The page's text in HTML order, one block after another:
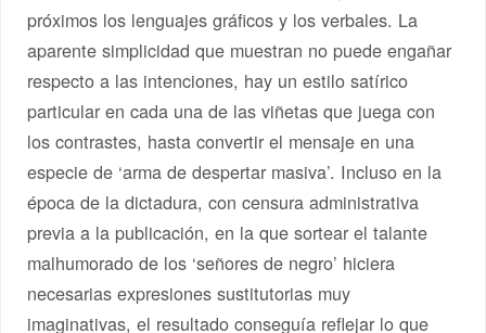
próximos los lenguajes gráficos y los verbales. La
aparente simplicidad que muestran no puede engañar
respecto a las intenciones, hay un estilo satírico
particular en cada una de las viñetas que juega con
los contrastes, hasta convertir el mensaje en una
especie de ‘arma de despertar masiva’. Incluso en la
época de la dictadura, con censura administrativa
previa a la publicación, en la que sortear el talante
malhumorado de los ‘señores de negro’ hiciera
necesarias expresiones sustitutorias muy
imaginativas, el resultado conseguía reflejar lo que